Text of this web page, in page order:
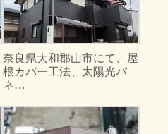
奈良県大和郡山市にて、屋
根カバー工法、太陽光パ
ネ…